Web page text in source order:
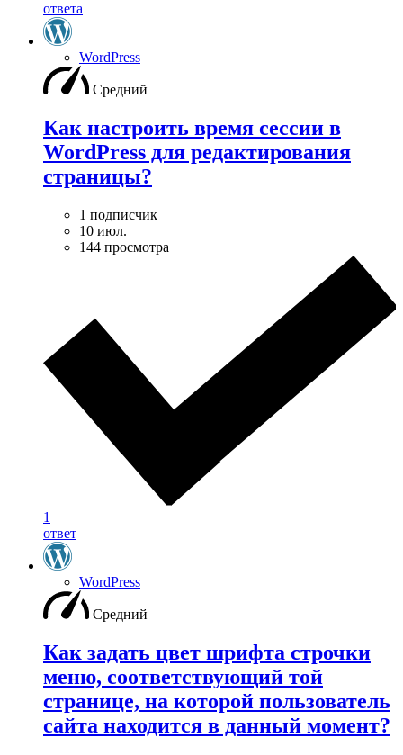
ответа
WordPress
Средний
Как настроить время сессии в
WordPress для редактирования
страницы?
1 подписчик
10 июл.
144 просмотра
1
ответ
WordPress
Средний
Как задать цвет шрифта строчки
меню, соответствующий той
странице, на которой пользователь
сайта находится в данный момент?